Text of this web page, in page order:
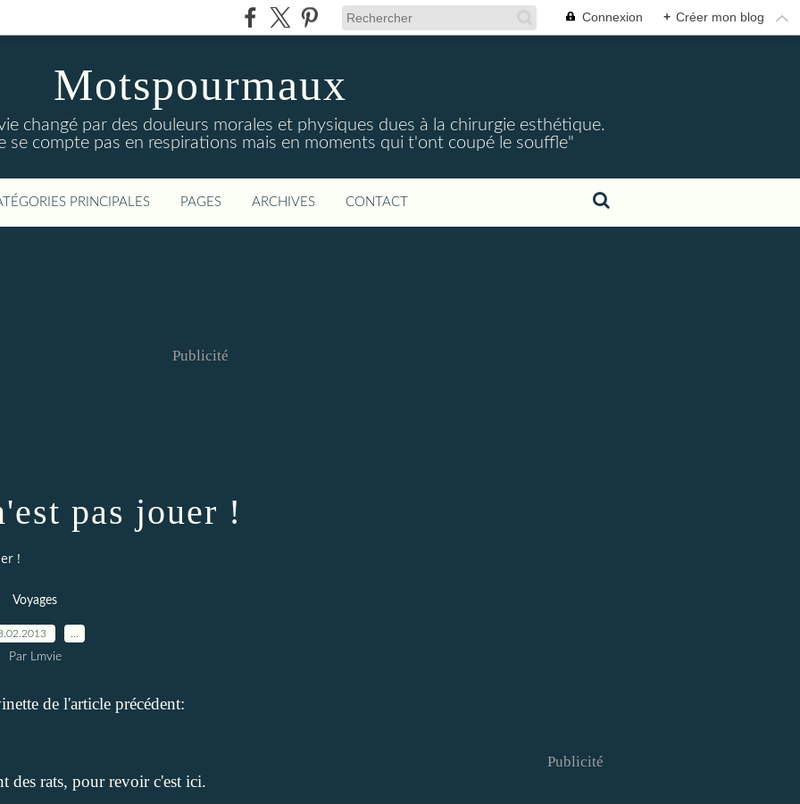
Connexion + Créer mon blog
Motspourmaux
changé par des douleurs morales et physiques dues à la chirurgie esthétique.
se compte pas en respirations mais en moments qui t'ont coupé le souffle"
PRINCIPALES PAGES ARCHIVES CONTACT
Publicité
pas jouer !
!
Voyages
Par Lmvie
de l'article précédent:
des rats, pour revoir c'est ici.
Publicité